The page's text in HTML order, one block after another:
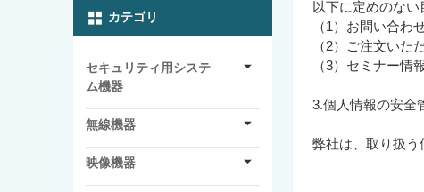
以下に定めのな
（1）お問い合
（2）ご注文いた
（3）セミナー情
3.個人情報の安全
弊社は、取り扱う
カテゴリ
セキュリティ用システ
ム機器
無線機器
映像機器